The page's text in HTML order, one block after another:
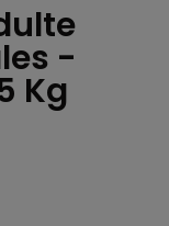
-
Kg